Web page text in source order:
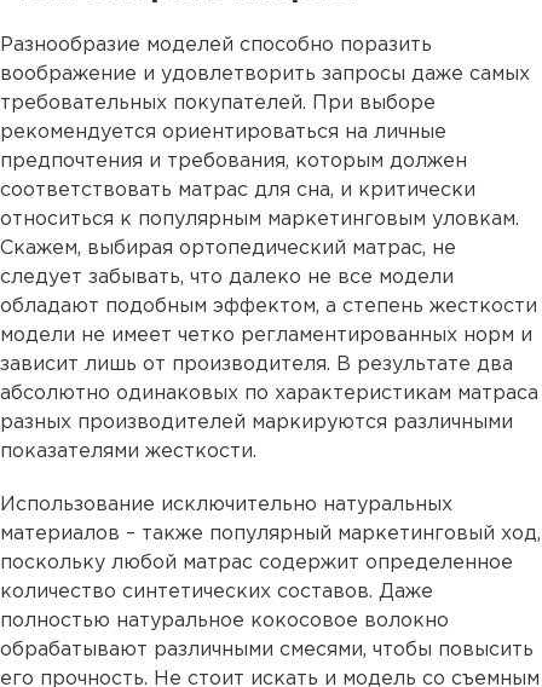
Разнообразие моделей способно поразить
воображение и удовлетворить запросы даже самых
требовательных покупателей. При выборе
рекомендуется ориентироваться на личные
предпочтения и требования, которым должен
соответствовать матрас для сна, и критически
относиться к популярным маркетинговым уловкам.
Скажем, выбирая ортопедический матрас, не
следует забывать, что далеко не все модели
обладают подобным эффектом, а степень жесткости
модели не имеет четко регламентированных норм и
зависит лишь от производителя. В результате два
абсолютно одинаковых по характеристикам матраса
разных производителей маркируются различными
показателями жесткости.
Использование исключительно натуральных
материалов – также популярный маркетинговый ход,
поскольку любой матрас содержит определенное
количество синтетических составов. Даже
полностью натуральное кокосовое волокно
обрабатывают различными смесями, чтобы повысить
его прочность. Не стоит искать и модель со съемным